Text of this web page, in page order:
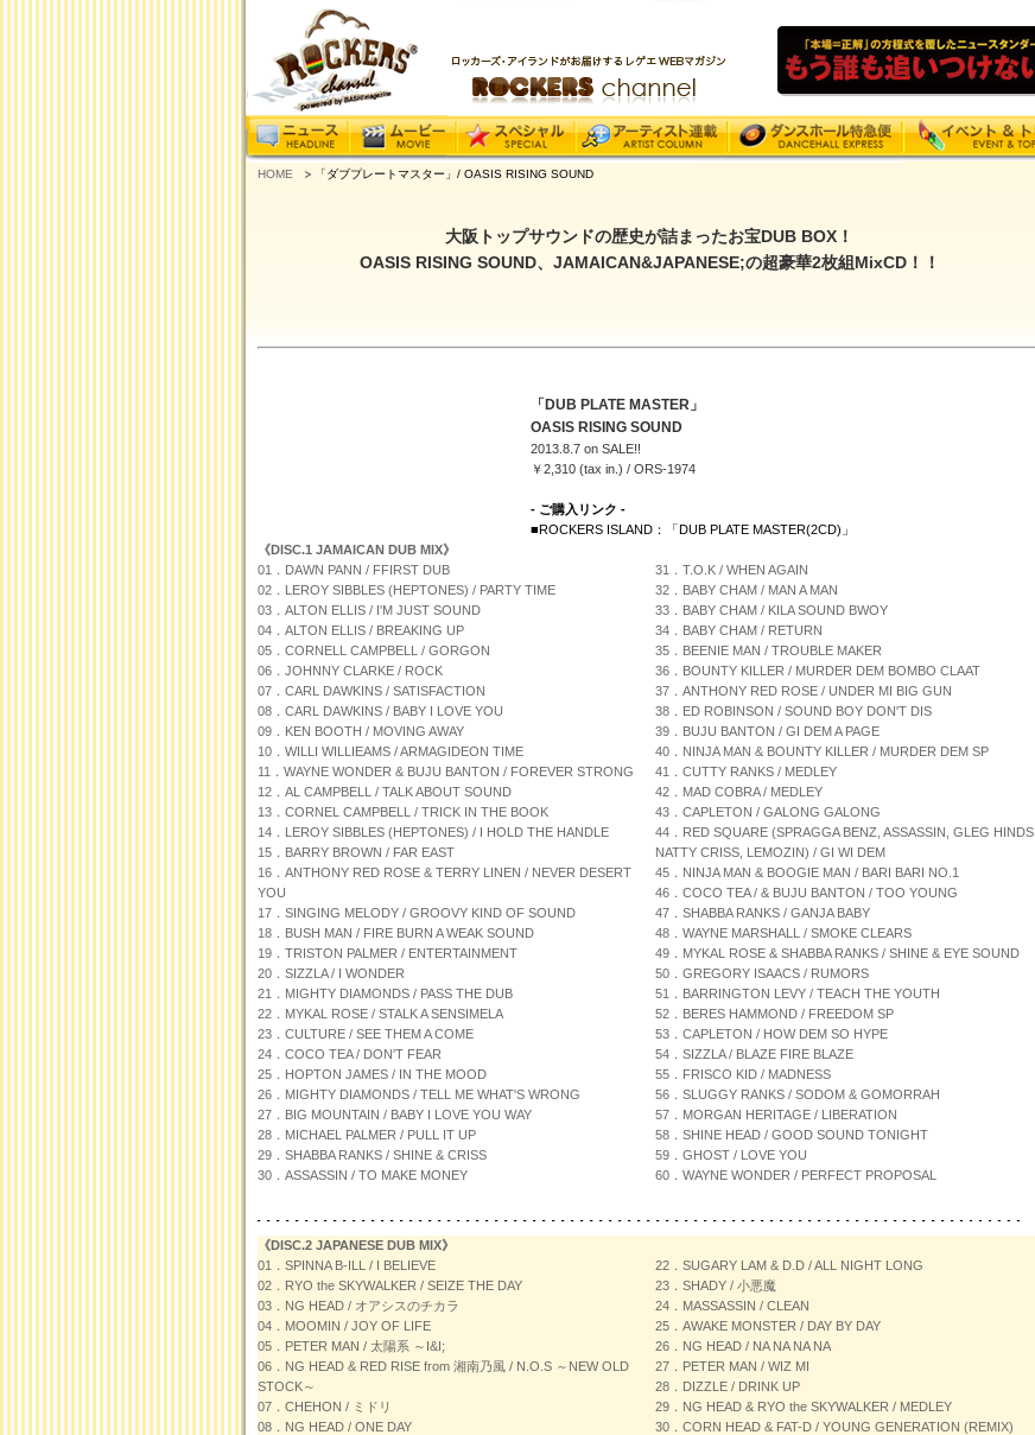
HOME 「ダブプレートマスター」/ OASIS RISING SOUND
大阪トップサウンドの歴史が詰まったお宝DUB BOX！
OASIS RISING SOUND、JAMAICAN&JAPANESE;の超豪華2枚組MixCD！！
「DUB PLATE MASTER」
OASIS RISING SOUND
2013.8.7 on SALE!!
￥2,310 (tax in.) / ORS-1974
- ご購入リンク -
■ROCKERS ISLAND：「DUB PLATE MASTER(2CD)」
《DISC.1 JAMAICAN DUB MIX》
01．DAWN PANN / FFIRST DUB
02．LEROY SIBBLES (HEPTONES) / PARTY TIME
03．ALTON ELLIS / I'M JUST SOUND
04．ALTON ELLIS / BREAKING UP
05．CORNELL CAMPBELL / GORGON
06．JOHNNY CLARKE / ROCK
07．CARL DAWKINS / SATISFACTION
08．CARL DAWKINS / BABY I LOVE YOU
09．KEN BOOTH / MOVING AWAY
10．WILLI WILLIEAMS / ARMAGIDEON TIME
11．WAYNE WONDER & BUJU BANTON / FOREVER STRONG
12．AL CAMPBELL / TALK ABOUT SOUND
13．CORNEL CAMPBELL / TRICK IN THE BOOK
14．LEROY SIBBLES (HEPTONES) / I HOLD THE HANDLE
15．BARRY BROWN / FAR EAST
16．ANTHONY RED ROSE & TERRY LINEN / NEVER DESERT
YOU
17．SINGING MELODY / GROOVY KIND OF SOUND
18．BUSH MAN / FIRE BURN A WEAK SOUND
19．TRISTON PALMER / ENTERTAINMENT
20．SIZZLA / I WONDER
21．MIGHTY DIAMONDS / PASS THE DUB
22．MYKAL ROSE / STALK A SENSIMELA
23．CULTURE / SEE THEM A COME
24．COCO TEA / DON'T FEAR
25．HOPTON JAMES / IN THE MOOD
26．MIGHTY DIAMONDS / TELL ME WHAT'S WRONG
27．BIG MOUNTAIN / BABY I LOVE YOU WAY
28．MICHAEL PALMER / PULL IT UP
29．SHABBA RANKS / SHINE & CRISS
30．ASSASSIN / TO MAKE MONEY
31．T.O.K / WHEN AGAIN
32．BABY CHAM / MAN A MAN
33．BABY CHAM / KILA SOUND BWOY
34．BABY CHAM / RETURN
35．BEENIE MAN / TROUBLE MAKER
36．BOUNTY KILLER / MURDER DEM BOMBO CLAAT
37．ANTHONY RED ROSE / UNDER MI BIG GUN
38．ED ROBINSON / SOUND BOY DON'T DIS
39．BUJU BANTON / GI DEM A PAGE
40．NINJA MAN & BOUNTY KILLER / MURDER DEM SP
41．CUTTY RANKS / MEDLEY
42．MAD COBRA / MEDLEY
43．CAPLETON / GALONG GALONG
44．RED SQUARE (SPRAGGA BENZ, ASSASSIN, GLEG HINDS,
NATTY CRISS, LEMOZIN) / GI WI DEM
45．NINJA MAN & BOOGIE MAN / BARI BARI NO.1
46．COCO TEA / & BUJU BANTON / TOO YOUNG
47．SHABBA RANKS / GANJA BABY
48．WAYNE MARSHALL / SMOKE CLEARS
49．MYKAL ROSE & SHABBA RANKS / SHINE & EYE SOUND
50．GREGORY ISAACS / RUMORS
51．BARRINGTON LEVY / TEACH THE YOUTH
52．BERES HAMMOND / FREEDOM SP
53．CAPLETON / HOW DEM SO HYPE
54．SIZZLA / BLAZE FIRE BLAZE
55．FRISCO KID / MADNESS
56．SLUGGY RANKS / SODOM & GOMORRAH
57．MORGAN HERITAGE / LIBERATION
58．SHINE HEAD / GOOD SOUND TONIGHT
59．GHOST / LOVE YOU
60．WAYNE WONDER / PERFECT PROPOSAL
《DISC.2 JAPANESE DUB MIX》
01．SPINNA B-ILL / I BELIEVE
02．RYO the SKYWALKER / SEIZE THE DAY
03．NG HEAD / オアシスのチカラ
04．MOOMIN / JOY OF LIFE
05．PETER MAN / 太陽系 ～I&I;
06．NG HEAD & RED RISE from 湘南乃風 / N.O.S ～NEW OLD
STOCK～
07．CHEHON / ミドリ
08．NG HEAD / ONE DAY
22．SUGARY LAM & D.D / ALL NIGHT LONG
23．SHADY / 小悪魔
24．MASSASSIN / CLEAN
25．AWAKE MONSTER / DAY BY DAY
26．NG HEAD / NA NA NA NA
27．PETER MAN / WIZ MI
28．DIZZLE / DRINK UP
29．NG HEAD & RYO the SKYWALKER / MEDLEY
30．CORN HEAD & FAT-D / YOUNG GENERATION (REMIX)